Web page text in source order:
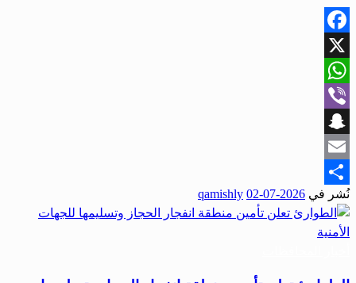
Facebook
X
WhatsApp
Viber
Snapchat
Email
Share
نُشر في 2026-07-02
qamishly